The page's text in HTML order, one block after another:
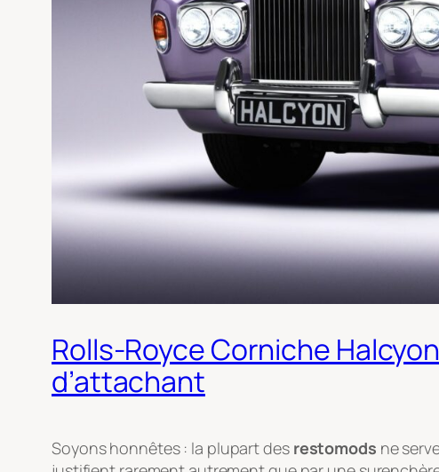
Rolls-Royce Corniche
d’attachant
Soyons honnêtes : la plupart des restomods ne